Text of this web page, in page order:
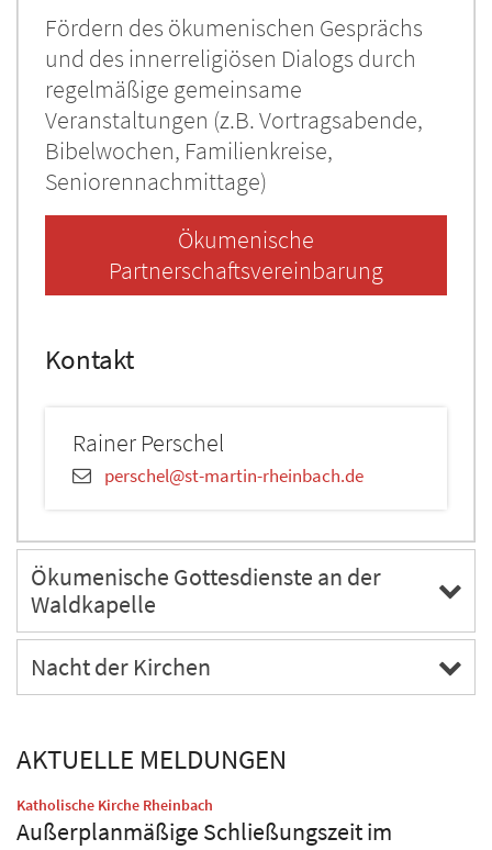
Fördern des ökumenischen Gesprächs
und des innerreligiösen Dialogs durch
regelmäßige gemeinsame
Veranstaltungen (z.B. Vortragsabende,
Bibelwochen, Familienkreise,
Seniorennachmittage)
Ökumenische
Partnerschaftsvereinbarung
Kontakt
Rainer Perschel
perschel@st-martin-rheinbach.de
Ökumenische Gottesdienste an der
Waldkapelle
Nacht der Kirchen
AKTUELLE MELDUNGEN
Katholische Kirche Rheinbach
Außerplanmäßige Schließungszeit im